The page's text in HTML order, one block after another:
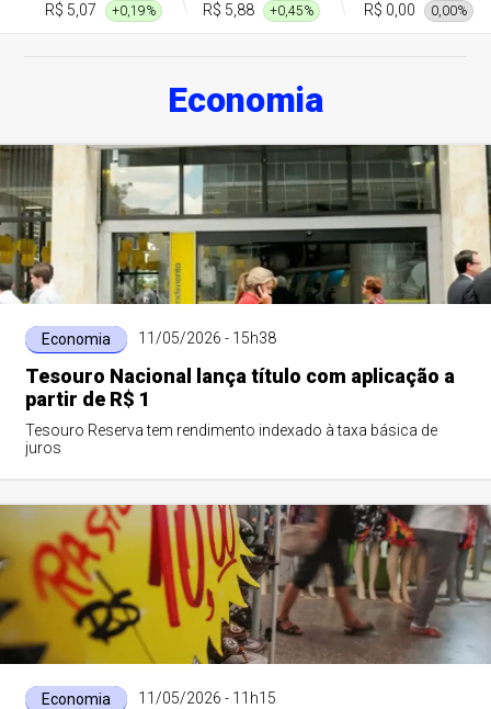
R$ 5,07
+0,19%
R$ 5,88
+0,45%
R$ 0,00
0,00%
Economia
Economia 11/05/2026 - 15h38
Tesouro Nacional lança título com aplicação a
partir de R$ 1
Tesouro Reserva tem rendimento indexado à taxa básica de
juros
Economia 11/05/2026 - 11h15